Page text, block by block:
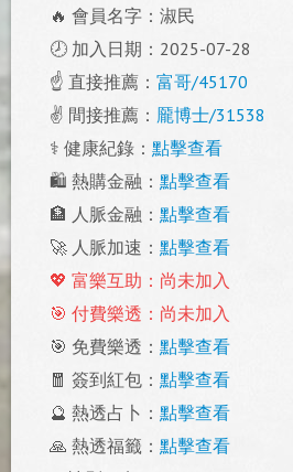
🔥 會員名字：淑民
🕗 加入日期：2025-07-28
☝️ 直接推薦： 富哥/45170
✌️ 間接推薦： 龎博士/31538
⚕️ 健康紀錄： 點擊查看
🛍️ 熱購金融： 點擊查看
🏦 人脈金融： 點擊查看
🚀 人脈加速： 點擊查看
💖 富樂互助：尚未加入
🎯 付費樂透：尚未加入
🎯 免費樂透： 點擊查看
🧧 簽到紅包： 點擊查看
🔮 熱透占卜： 點擊查看
🙏 熱透福籤： 點擊查看